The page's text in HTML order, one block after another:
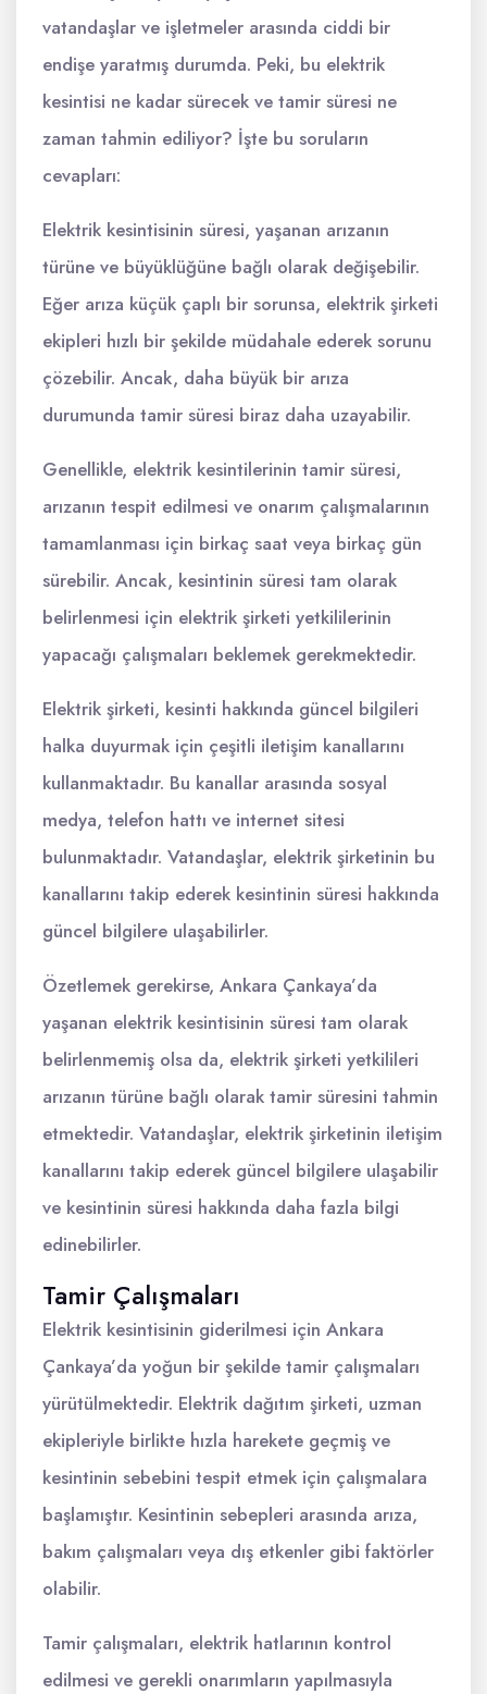
vatandaşlar ve işletmeler arasında ciddi bir
endişe yaratmış durumda. Peki, bu elektrik
kesintisi ne kadar sürecek ve tamir süresi ne
zaman tahmin ediliyor? İşte bu soruların
cevapları:
Elektrik kesintisinin süresi, yaşanan arızanın
türüne ve büyüklüğüne bağlı olarak değişebilir.
Eğer arıza küçük çaplı bir sorunsa, elektrik şirketi
ekipleri hızlı bir şekilde müdahale ederek sorunu
çözebilir. Ancak, daha büyük bir arıza
durumunda tamir süresi biraz daha uzayabilir.
Genellikle, elektrik kesintilerinin tamir süresi,
arızanın tespit edilmesi ve onarım çalışmalarının
tamamlanması için birkaç saat veya birkaç gün
sürebilir. Ancak, kesintinin süresi tam olarak
belirlenmesi için elektrik şirketi yetkililerinin
yapacağı çalışmaları beklemek gerekmektedir.
Elektrik şirketi, kesinti hakkında güncel bilgileri
halka duyurmak için çeşitli iletişim kanallarını
kullanmaktadır. Bu kanallar arasında sosyal
medya, telefon hattı ve internet sitesi
bulunmaktadır. Vatandaşlar, elektrik şirketinin bu
kanallarını takip ederek kesintinin süresi hakkında
güncel bilgilere ulaşabilirler.
Özetlemek gerekirse, Ankara Çankaya’da
yaşanan elektrik kesintisinin süresi tam olarak
belirlenmemiş olsa da, elektrik şirketi yetkilileri
arızanın türüne bağlı olarak tamir süresini tahmin
etmektedir. Vatandaşlar, elektrik şirketinin iletişim
kanallarını takip ederek güncel bilgilere ulaşabilir
ve kesintinin süresi hakkında daha fazla bilgi
edinebilirler.
Tamir Çalışmaları
Elektrik kesintisinin giderilmesi için Ankara
Çankaya’da yoğun bir şekilde tamir çalışmaları
yürütülmektedir. Elektrik dağıtım şirketi, uzman
ekipleriyle birlikte hızla harekete geçmiş ve
kesintinin sebebini tespit etmek için çalışmalara
başlamıştır. Kesintinin sebepleri arasında arıza,
bakım çalışmaları veya dış etkenler gibi faktörler
olabilir.
Tamir çalışmaları, elektrik hatlarının kontrol
edilmesi ve gerekli onarımların yapılmasıyla